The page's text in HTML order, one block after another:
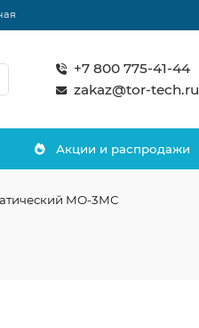
+7 800 775-41-44
zakaz@tor-tech.ru
Акции и распродажи
МО-3МС